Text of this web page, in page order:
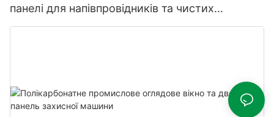
панелі для напівпровідників та чистих
приміщень